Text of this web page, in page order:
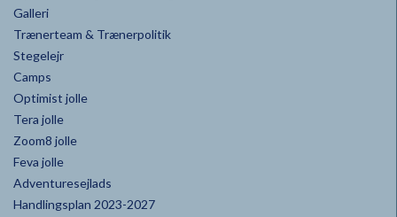
Galleri
Trænerteam & Trænerpolitik
Stegelejr
Camps
Optimist jolle
Tera jolle
Zoom8 jolle
Feva jolle
Adventuresejlads
Handlingsplan 2023-2027